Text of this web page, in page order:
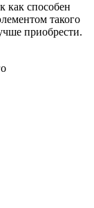
как способен
такого
приобрести.